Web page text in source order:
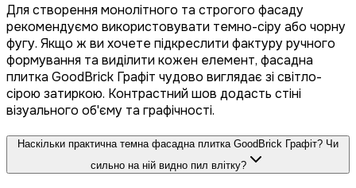
Для створення монолітного та строгого фасаду
рекомендуємо використовувати темно-сіру або чорну
фугу. Якщо ж ви хочете підкреслити фактуру ручного
формування та виділити кожен елемент, фасадна
плитка GoodBrick Графіт чудово виглядає зі світло-
сірою затиркою. Контрастний шов додасть стіні
візуального об'єму та графічності.
Наскільки практична темна фасадна плитка GoodBrick Графіт? Чи
сильно на ній видно пил влітку?